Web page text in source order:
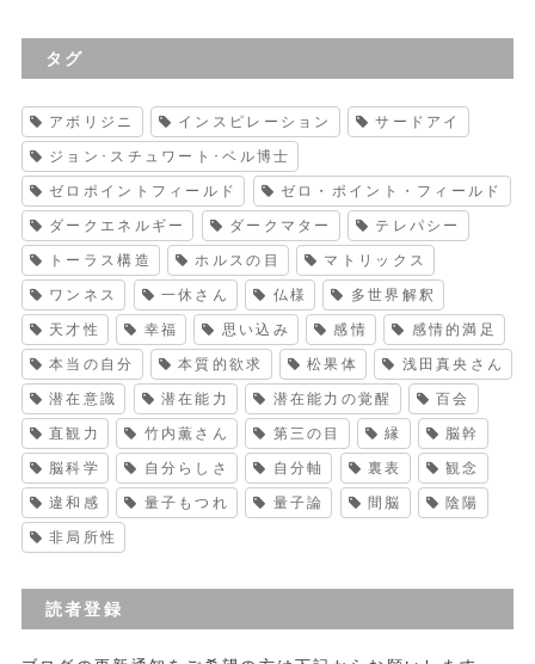
タグ
アボリジニ インスピレーション サードアイ
ジョン･スチュワート･ベル博士
ゼロポイントフィールド ゼロ・ポイント・フィールド
ダークエネルギー ダークマター テレパシー
トーラス構造 ホルスの目 マトリックス
ワンネス 一休さん 仏様 多世界解釈
天才性 幸福 思い込み 感情 感情的満足
本当の自分 本質的欲求 松果体 浅田真央さん
潜在意識 潜在能力 潜在能力の覚醒 百会
直観力 竹内薫さん 第三の目 縁 脳幹
脳科学 自分らしさ 自分軸 裏表 観念
違和感 量子もつれ 量子論 間脳 陰陽
非局所性
読者登録